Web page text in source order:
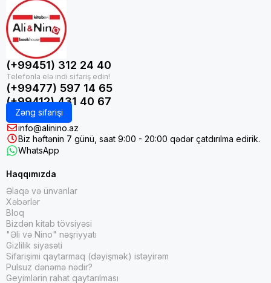
(+99451) 312 24 40
(+99477) 597 14 65
(+99412) 431 40 67
Zəng sifarişi
info@alinino.az
Biz həftənin 7 günü, saat 9:00 - 20:00 qədər çatdırılma edirik.
WhatsApp
Haqqımızda
Əlaqə və ünvanlar
Xəbərlər
Bloq
Bizdən kitab tövsiyəsi
"Əli və Nino" nəşriyyatı
Gizlilik siyasəti
Sifarişimi qaytarmaq (dəyişmək) istəyirəm
Pulsuz dənəmə nədir?
Geyimlərin rahat qaytarılması